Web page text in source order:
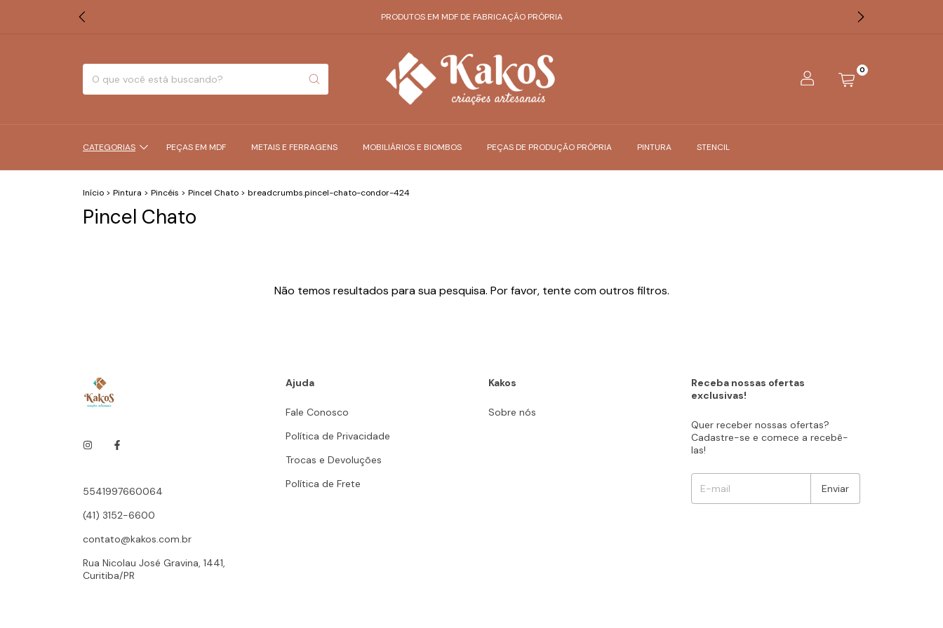
PRODUTOS EM MDF DE FABRICAÇÃO PRÓPRIA
0
CATEGORIAS PEÇAS EM MDF METAIS E FERRAGENS MOBILIÁRIOS E BIOMBOS PEÇAS DE PRODUÇÃO PRÓPRIA PINTURA STENCIL
Início > Pintura > Pincéis > Pincel Chato > breadcrumbs.pincel-chato-condor-424
Pincel Chato
Não temos resultados para sua pesquisa. Por favor, tente com outros filtros.
5541997660064
(41) 3152-6600
contato@kakos.com.br
Rua Nicolau José Gravina, 1441,
Curitiba/PR
Ajuda
Fale Conosco
Política de Privacidade
Trocas e Devoluções
Política de Frete
Kakos
Sobre nós
Receba nossas ofertas
exclusivas!
Quer receber nossas ofertas?
Cadastre-se e comece a recebê-
las!